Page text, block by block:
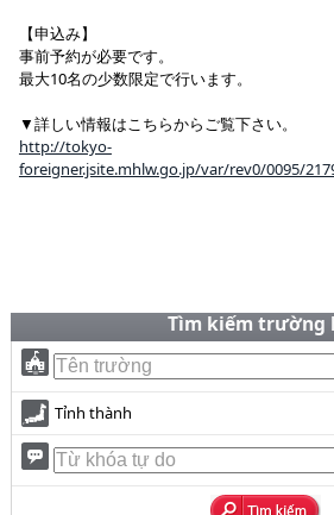
【申込み】
事前予約が必要です。
最大10名の少数限定で行います。
▼詳しい情報はこちらからご覧下さい。
http://tokyo-
foreigner.jsite.mhlw.go.jp/var/rev0/0095/
Tìm kiếm trường
Tỉnh thành